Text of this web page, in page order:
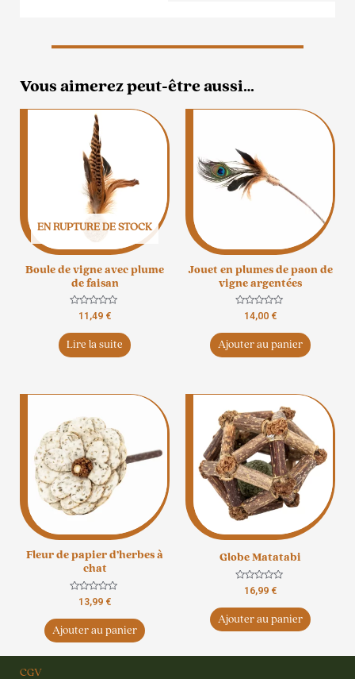
Vous aimerez peut-être aussi…
EN RUPTURE DE STOCK
Boule de vigne avec plume
de faisan
Note
sur
5
11,49 €
Lire la suite
Jouet en plumes de paon de
vigne argentées
Note
sur
14,00 €
Ajouter au panier
Fleur de papier d’herbes à
chat
Note
sur
13,99 €
Ajouter au panier
Globe Matatabi
Note
sur
16,99 €
Ajouter au panier
CGV